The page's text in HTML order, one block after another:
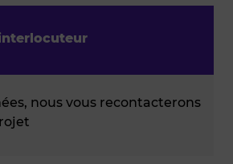
nous vous recontacterons